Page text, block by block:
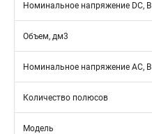
Номинальное напряжение DC, В
Объем, дм3
Номинальное напряжение АС, В
Количество полюсов
Модель